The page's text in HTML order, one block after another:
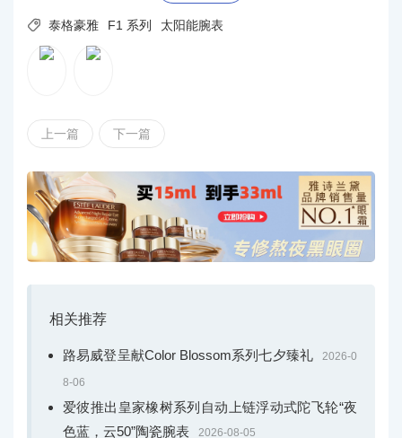
 泰格豪雅 F1 系列 太阳能腕表
上一篇 下一篇
相关推荐
路易威登呈献Color Blossom系列七夕臻礼 2026-0
8-06
爱彼推出皇家橡树系列自动上链浮动式陀飞轮“夜
色蓝，云50”陶瓷腕表
2026-08-05